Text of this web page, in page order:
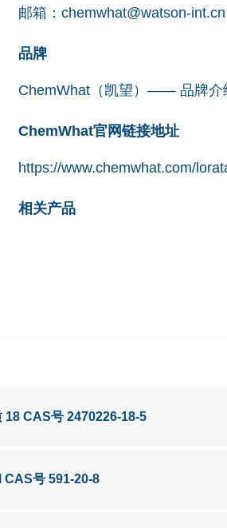
邮箱： chemwhat@watson-int.cn
品牌
ChemWhat（凯望）—— 品牌介
ChemWhat官网链接地址
https://www.chemwhat.com/
相关产品
18 CAS号 2470226-18-5
号 591-20-8